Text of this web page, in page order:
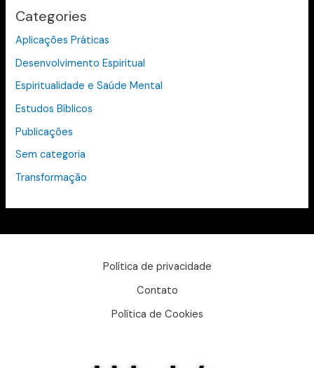
Categories
Aplicações Práticas
Desenvolvimento Espiritual
Espiritualidade e Saúde Mental
Estudos Bíblicos
Publicações
Sem categoria
Transformação
Política de privacidade
Contato
Política de Cookies